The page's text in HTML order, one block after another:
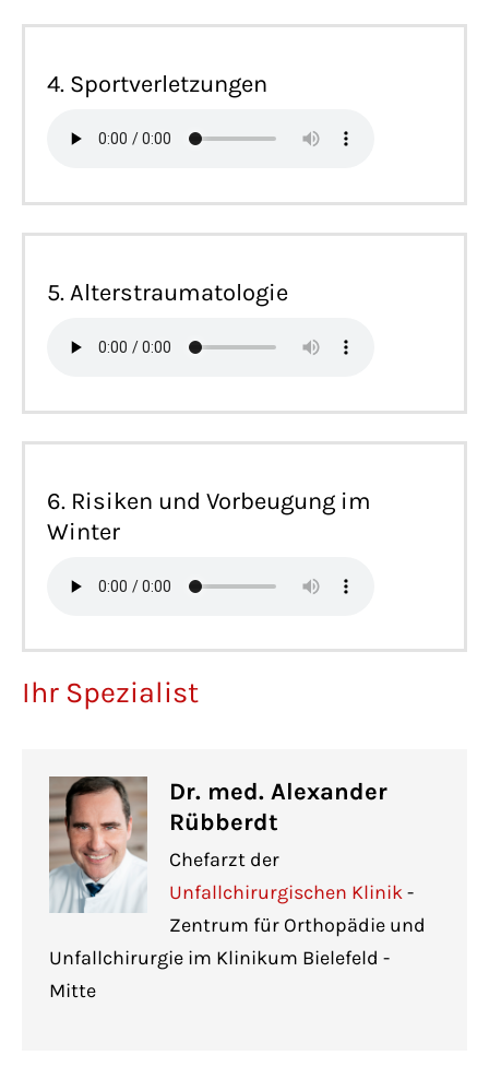
4. Sportverletzungen
5. Alterstraumatologie
6. Risiken und Vorbeugung im
Winter
Ihr Spezialist
Dr. med. Alexander
Rübberdt
Chefarzt der
Unfallchirurgischen Klinik-
Zentrum für Orthopädie und
Unfallchirurgie im Klinikum Bielefeld -
Mitte